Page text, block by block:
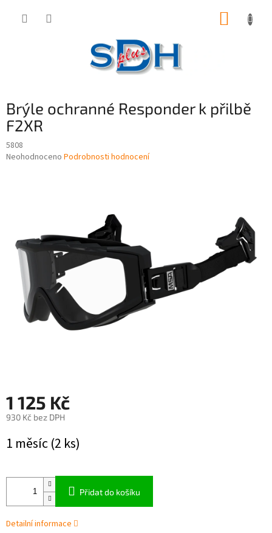
Brýle ochranné Responder k přilbě
F2XR
5808
Průměrné
hvězdiček.
Neohodnoceno Podrobnosti hodnocení
1 125 Kč
930 Kč bez DPH
cena:
1 měsíc(2 ks)
Přidat do košíku
Detailní informace